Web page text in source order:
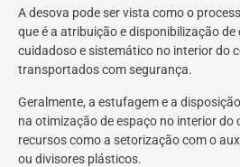
A desova pode ser vista como o
que é a atribuição e disponibilização
cuidadoso e sistemático no interior do
transportados com segurança.
Geralmente, a estufagem e a
na otimização de espaço no interior do
recursos como a setorização com o
ou divisores plásticos.